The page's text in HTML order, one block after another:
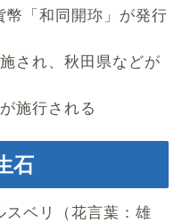
幣「和同開珎」が発行
され、秋田県などが
施行される
石
スベリ（花言葉：雄